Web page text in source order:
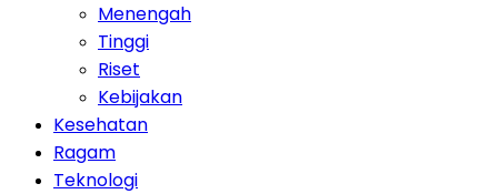
Menengah
Tinggi
Riset
Kebijakan
Kesehatan
Ragam
Teknologi